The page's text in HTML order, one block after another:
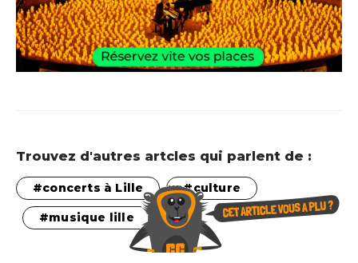
Trouvez d'autres artcles qui parlent de :
concerts à Lille culture
musique lille